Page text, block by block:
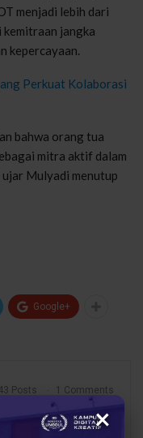
menjadi lebih dari
kemitraan jangka
kepercayaan.
Perkuat Kolaborasi
bahwa orang tua
mitra aktif dalam
ujar Mulyadi menutup
Google+
Posts 1 Comments
×